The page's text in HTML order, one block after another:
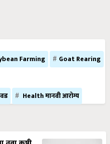
Farming
Goat Rearing
Health मानवी आरोग्य